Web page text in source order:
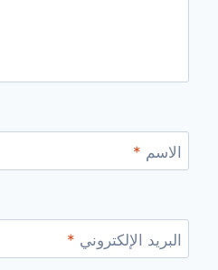
الاسم *
البريد الإلكتروني *